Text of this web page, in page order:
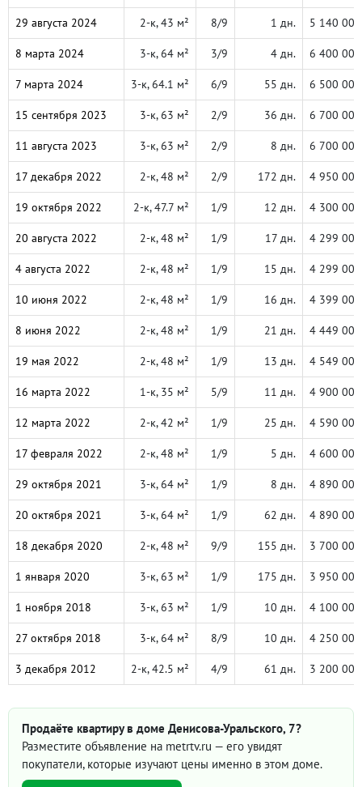
29 августа 2024 2-к, 43 м² 8/9 1 дн. 5 140 000
8 марта 2024 3-к, 64 м² 3/9 4 дн. 6 400 000
7 марта 2024 3-к, 64.1 м² 6/9 55 дн. 6 500 000
15 сентября 2023 3-к, 63 м² 2/9 36 дн. 6 700 000
11 августа 2023 3-к, 63 м² 2/9 8 дн. 6 700 000
17 декабря 2022 2-к, 48 м² 2/9 172 дн. 4 950 000
19 октября 2022 2-к, 47.7 м² 1/9 12 дн. 4 300 000
20 августа 2022 2-к, 48 м² 1/9 17 дн. 4 299 000
4 августа 2022 2-к, 48 м² 1/9 15 дн. 4 299 000
10 июня 2022 2-к, 48 м² 1/9 16 дн. 4 399 000
8 июня 2022 2-к, 48 м² 1/9 21 дн. 4 449 000
19 мая 2022 2-к, 48 м² 1/9 13 дн. 4 549 000
16 марта 2022 1-к, 35 м² 5/9 11 дн. 4 900 000
12 марта 2022 2-к, 42 м² 1/9 25 дн. 4 590 000
17 февраля 2022 2-к, 48 м² 1/9 5 дн. 4 600 000
29 октября 2021 3-к, 64 м² 1/9 8 дн. 4 890 000
20 октября 2021 3-к, 64 м² 1/9 62 дн. 4 890 000
18 декабря 2020 2-к, 48 м² 9/9 155 дн. 3 700 000
1 января 2020 3-к, 63 м² 1/9 175 дн. 3 950 000
1 ноября 2018 3-к, 63 м² 1/9 10 дн. 4 100 000
27 октября 2018 3-к, 64 м² 8/9 10 дн. 4 250 000
3 декабря 2012 2-к, 42.5 м² 4/9 61 дн. 3 200 000
Продаёте квартиру в доме Денисова-Уральского, 7?
Разместите объявление на metrtv.ru — его увидят
покупатели, которые изучают цены именно в этом доме.